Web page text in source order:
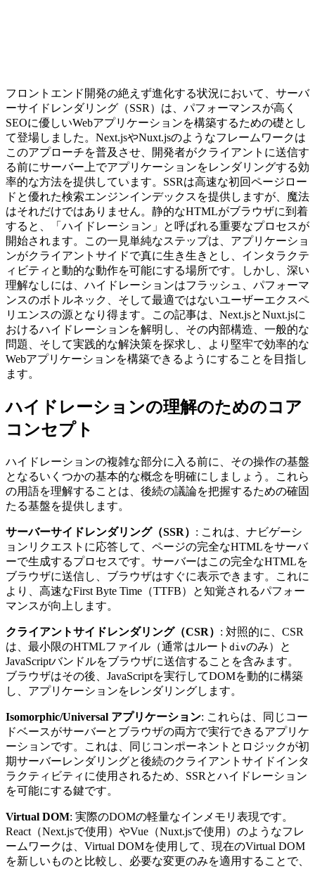
フロントエンド開発の絶えず進化する状況において、サーバ
ーサイドレンダリング（SSR）は、パフォーマンスが高く
SEOに優しいWebアプリケーションを構築するための礎とし
て登場しました。Next.jsやNuxt.jsのようなフレームワークは
このアプローチを普及させ、開発者がクライアントに送信す
る前にサーバー上でアプリケーションをレンダリングする効
率的な方法を提供しています。SSRは高速な初回ページロー
ドと優れた検索エンジンインデックスを提供しますが、魔法
はそれだけではありません。静的なHTMLがブラウザに到着
すると、「ハイドレーション」と呼ばれる重要なプロセスが
開始されます。この一見単純なステップは、アプリケーショ
ンがクライアントサイドで真に生き生きとし、インタラクテ
ィビティと動的な動作を可能にする場所です。しかし、深い
理解なしには、ハイドレーションはフラッシュ、パフォーマ
ンスのボトルネック、そして最適ではないユーザーエクスペ
リエンスの源となり得ます。この記事は、Next.jsとNuxt.jsに
おけるハイドレーションを解明し、その内部構造、一般的な
問題、そして実践的な解決策を探求し、より堅牢で効率的な
Webアプリケーションを構築できるようにすることを目指し
ます。
ハイドレーションの理解のためのコア
コンセプト
ハイドレーションの複雑な部分に入る前に、その操作の基盤
となるいくつかの基本的な概念を明確にしましょう。これら
の用語を理解することは、後続の議論を把握するための確固
たる基盤を提供します。
サーバーサイドレンダリング（SSR） : これは、ナビゲーシ
ョンリクエストに応答して、ページの完全なHTMLをサーバ
ーで生成するプロセスです。サーバーはこの完全なHTMLを
ブラウザに送信し、ブラウザはすぐに表示できます。これに
より、高速なFirst Byte Time（TTFB）と知覚されるパフォー
マンスが向上します。
クライアントサイドレンダリング（CSR） : 対照的に、CSR
は、最小限のHTMLファイル（通常はルート divのみ）と
JavaScriptバンドルをブラウザに送信することを含みます。
ブラウザはその後、JavaScriptを実行してDOMを動的に構築
し、アプリケーションをレンダリングします。
Isomorphic/Universal アプリケーション: これらは、同じコー
ドベースがサーバーとブラウザの両方で実行できるアプリケ
ーションです。これは、同じコンポーネントとロジックが初
期サーバーレンダリングと後続のクライアントサイドインタ
ラクティビティに使用されるため、SSRとハイドレーション
を可能にする鍵です。
Virtual DOM: 実際のDOMの軽量なインメモリ表現です。
React（Next.jsで使用）やVue（Nuxt.jsで使用）のようなフレ
ームワークは、Virtual DOMを使用して、現在のVirtual DOM
を新しいものと比較し、必要な変更のみを適用することで、